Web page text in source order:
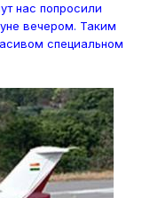
нас попросили
вечером. Таким
специальном